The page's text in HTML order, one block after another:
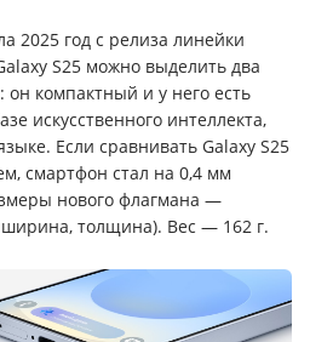
2025 год с релиза линейки
S25 можно выделить два
компактный и у него есть
искусственного интеллекта,
Если сравнивать Galaxy S25
смартфон стал на 0,4 мм
нового флагмана —
ширина, толщина). Вес — 162 г.